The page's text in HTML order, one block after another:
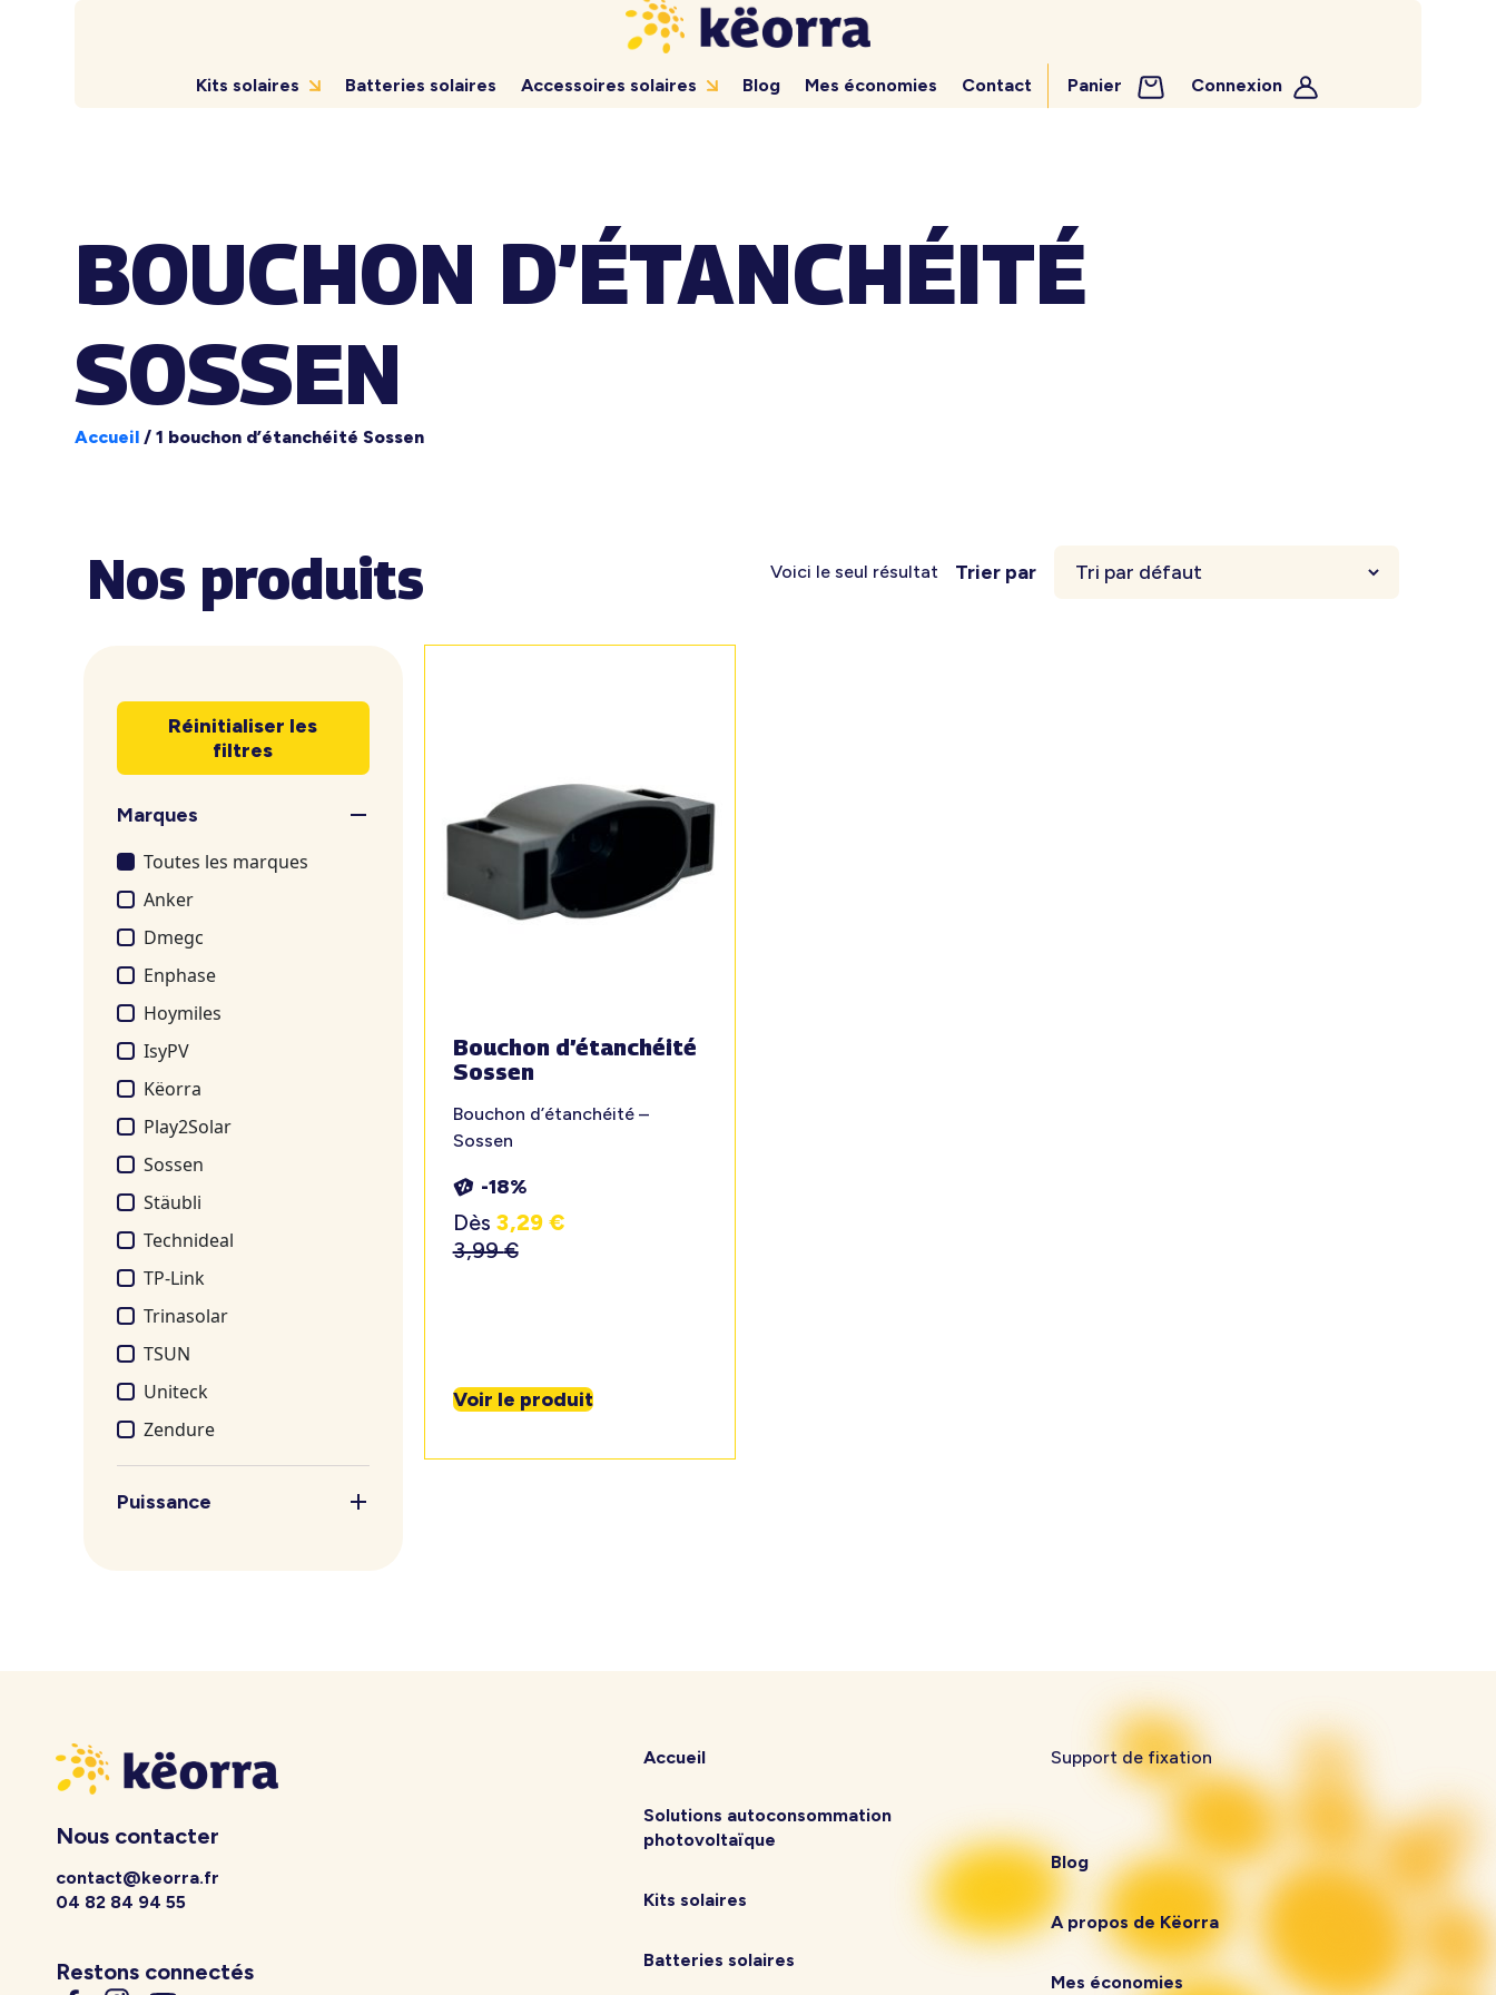
Kits solaires Batteries solaires Accessoires solaires Blog Mes économies Contact Panier Connexion
BOUCHON D’ÉTANCHÉITÉ
SOSSEN
Accueil /1 bouchon d’étanchéité Sossen
Nos produits Voici le seul résultat Trier par
Réinitialiser les
filtres
Marques
Toutes les marques
Anker
Dmegc
Enphase
Hoymiles
IsyPV
Këorra
Play2Solar
Sossen
Stäubli
Technideal
TP-Link
Trinasolar
TSUN
Uniteck
Zendure
Puissance
Bouchon d’étanchéité
Sossen
Bouchon d’étanchéité –
Sossen
-18%
Dès 3,29 €
3,99€
Voir le produit
Nous contacter
contact@keorra.fr
04 82 84 94 55
Restons connectés
Accueil
Solutions autoconsommation
photovoltaïque
Kits solaires
Batteries solaires
Support de fixation
Blog
A propos de Këorra
Mes économies